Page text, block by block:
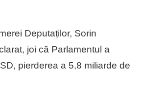
Deputaților, Sorin
joi că Parlamentul a
pierderea a 5,8 miliarde de